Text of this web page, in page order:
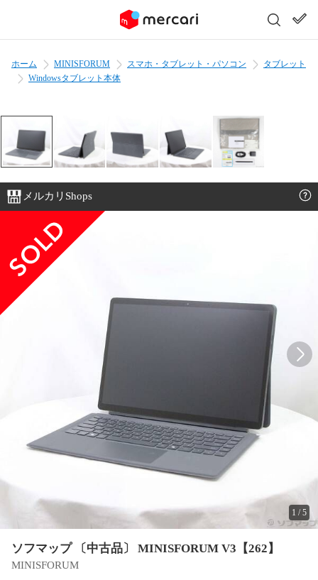
ホーム MINISFORUM スマホ・タブレット・パソコン
タブレット
Windowsタブレット本体
メルカリShops
1 /5
ソフマップ 〔中古品〕 MINISFORUM V3【262】
MINISFORUM